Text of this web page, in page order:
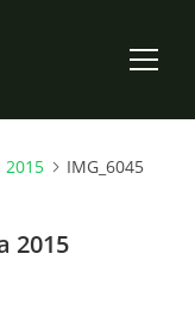
2015 IMG_6045
2015